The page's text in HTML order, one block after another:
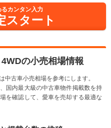
カンタン入力
スタート
の小売相場情報
古車小売相場を参考にします。
国内最大級の中古車物件掲載数を持
を確認して、愛車を売却する最適な